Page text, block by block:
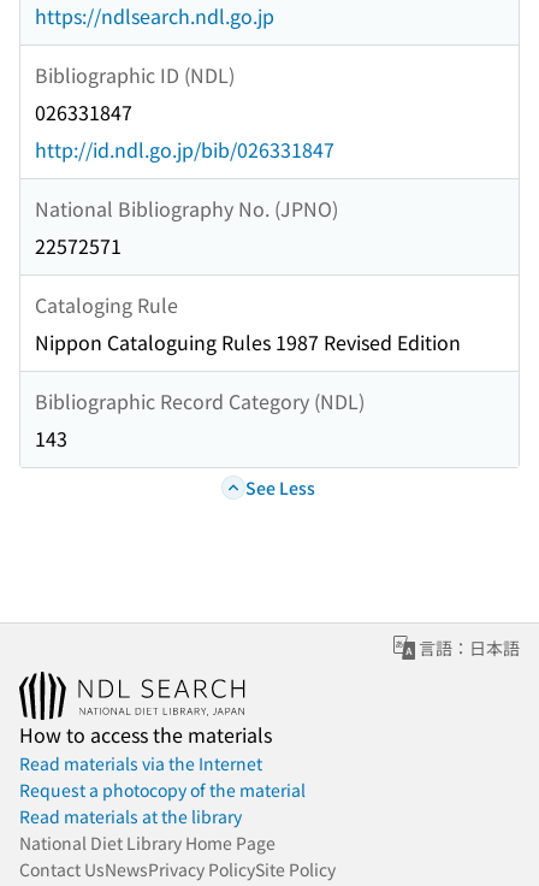
https://ndlsearch.ndl.go.jp
Bibliographic ID (NDL)
026331847
http://id.ndl.go.jp/bib/026331847
National Bibliography No. (JPNO)
22572571
Cataloging Rule
Nippon Cataloguing Rules 1987 Revised Edition
Bibliographic Record Category (NDL)
143
See Less
言語：日本語
How to access the materials
Read materials via the Internet
Request a photocopy of the material
Read materials at the library
National Diet Library Home Page
Contact UsNewsPrivacy PolicySite Policy